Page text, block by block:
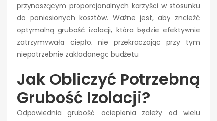
przynoszącym proporcjonalnych korzyści w stosunku
do poniesionych kosztów. Ważne jest, aby znaleźć
optymalną grubość izolacji, która będzie efektywnie
zatrzymywała ciepło, nie przekraczając przy tym
niepotrzebnie zakładanego budżetu.
Jak Obliczyć Potrzebną
Grubość Izolacji?
Odpowiednia grubość ocieplenia zależy od wielu